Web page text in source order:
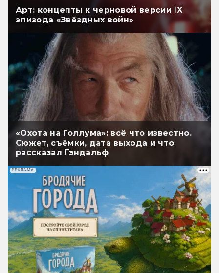
Арт: концепты к черновой версии IX
эпизода «Звёздных войн»
«Охота на Голлума»: всё что известно.
Сюжет, съёмки, дата выхода и что
рассказал Гэндальф
РЕКЛАМА